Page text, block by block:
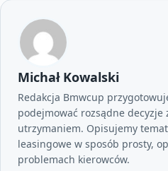
Michał Kowalski
Redakcja Bmwcup
podejmować rozsądne
utrzymaniem. Opisujemy
leasingowe w sposób prosty,
problemach kierowców.